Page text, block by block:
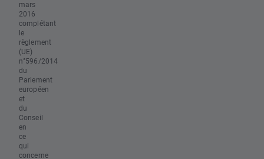
mars
2016
complétant
le
règlement
(UE)
n°596/2014
du
Parlement
européen
et
du
Conseil
en
ce
qui
concerne